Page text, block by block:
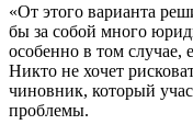
«От этого варианта
бы за собой много
особенно в том случае,
Никто не хочет
чиновник, который
проблемы.